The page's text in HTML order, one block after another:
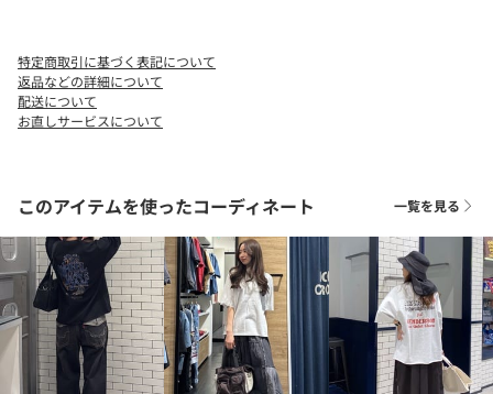
[注意事項]
※画像の商品はサンプルです。実際の商品と仕様、加工が若干異
なる場合があります。
※画像の商品は光の照射や角度、お使いのモニター環境により、
特定商取引に基づく表記について
返品などの詳細について
配送について
お直しサービスについて
このアイテムを使ったコーディネート 一覧を見る